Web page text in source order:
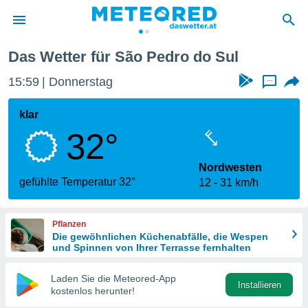
wurde
dass
sind.
diese
Das Wetter für São Pedro do Sul
15:59 Donnerstag ...
klar
32°
gefühlte Temperatur 32°
Nordwesten
12
31 km/h
Pflanzen
Die gewöhnlichen Küchenabfälle, die Wespen
und Spinnen von Ihrer Terrasse fernhalten
Laden Sie die Meteored-App
kostenlos herunter!
Installieren